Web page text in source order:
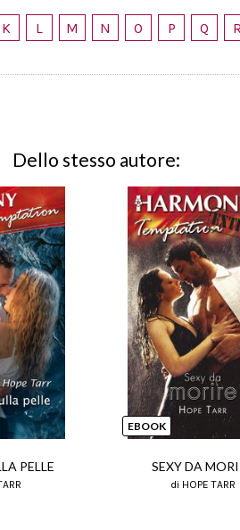
K L M N O P Q R
Dello stesso autore:
PELLE
EBOOK
SEXY DA
di HOPE TARR